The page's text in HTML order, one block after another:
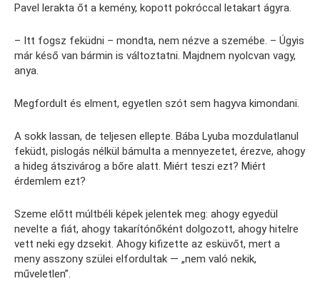
Pavel lerakta őt a kemény, kopott pokróccal letakart ágyra.
– Itt fogsz feküdni – mondta, nem nézve a szemébe. – Úgyis
már késő van bármin is változtatni. Majdnem nyolcvan vagy,
anya.
Megfordult és elment, egyetlen szót sem hagyva kimondani.
A sokk lassan, de teljesen ellepte. Bába Lyuba mozdulatlanul
feküdt, pislogás nélkül bámulta a mennyezetet, érezve, ahogy
a hideg átszivárog a bőre alatt. Miért teszi ezt? Miért
érdemlem ezt?
Szeme előtt múltbéli képek jelentek meg: ahogy egyedül
nevelte a fiát, ahogy takarítónőként dolgozott, ahogy hitelre
vett neki egy dzsekit. Ahogy kifizette az esküvőt, mert a
meny asszony szülei elfordultak — „nem való nekik,
műveletlen”.